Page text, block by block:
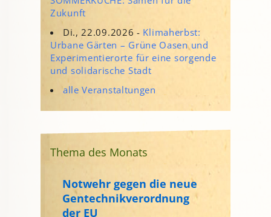
Zukunft
Di., 22.09.2026 - Klimaherbst:
Urbane Gärten – Grüne Oasen und
Experimentierorte für eine sorgende
und solidarische Stadt
alle Veranstaltungen
Thema des Monats
Notwehr gegen die neue
Gentechnikverordnung
der EU